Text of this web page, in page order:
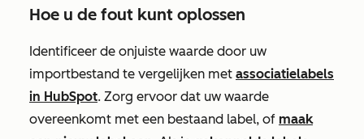
Hoe u de fout kunt oplossen
Identificeer de onjuiste waarde door uw
importbestand te vergelijken met associatielabels
in HubSpot. Zorg ervoor dat uw waarde
overeenkomt met een bestaand label, of maak